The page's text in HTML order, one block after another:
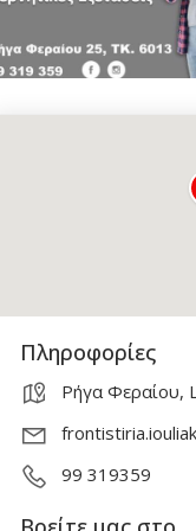
Πληροφορίες
Ρήγα Φεραίου,
99 319359